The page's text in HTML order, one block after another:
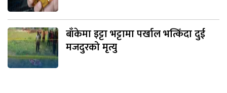
बाँकेमा इट्टा भट्टामा पर्खाल भत्किँदा दुई
मजदुरको मृत्यु